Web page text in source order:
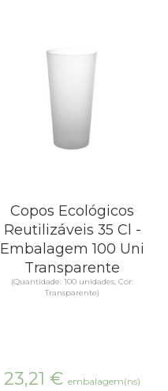
Copos Ecológicos
Reutilizáveis 35 Cl -
Embalagem 100 Uni
Transparente
(Quantidade: 100 unidades, Cor:
Transparente)
23,21 € embalagem(ns)